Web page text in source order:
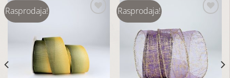
Rasprodaja! Rasprodaja!
Dodaj
listu
želja